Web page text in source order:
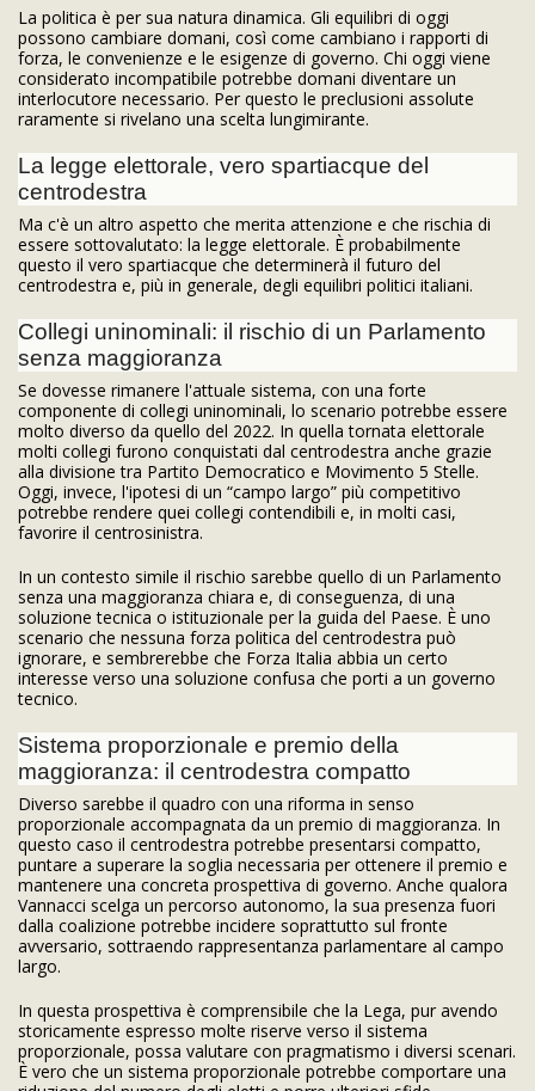
La politica è per sua natura dinamica. Gli equilibri di oggi
possono cambiare domani, così come cambiano i rapporti di
forza, le convenienze e le esigenze di governo. Chi oggi viene
considerato incompatibile potrebbe domani diventare un
interlocutore necessario. Per questo le preclusioni assolute
raramente si rivelano una scelta lungimirante.
La legge elettorale, vero spartiacque del
centrodestra
Ma c'è un altro aspetto che merita attenzione e che rischia di
essere sottovalutato: la legge elettorale. È probabilmente
questo il vero spartiacque che determinerà il futuro del
centrodestra e, più in generale, degli equilibri politici italiani.
Collegi uninominali: il rischio di un Parlamento
senza maggioranza
Se dovesse rimanere l'attuale sistema, con una forte
componente di collegi uninominali, lo scenario potrebbe essere
molto diverso da quello del 2022. In quella tornata elettorale
molti collegi furono conquistati dal centrodestra anche grazie
alla divisione tra Partito Democratico e Movimento 5 Stelle.
Oggi, invece, l'ipotesi di un “campo largo” più competitivo
potrebbe rendere quei collegi contendibili e, in molti casi,
favorire il centrosinistra.
In un contesto simile il rischio sarebbe quello di un Parlamento
senza una maggioranza chiara e, di conseguenza, di una
soluzione tecnica o istituzionale per la guida del Paese. È uno
scenario che nessuna forza politica del centrodestra può
ignorare, e sembrerebbe che Forza Italia abbia un certo
interesse verso una soluzione confusa che porti a un governo
tecnico.
Sistema proporzionale e premio della
maggioranza: il centrodestra compatto
Diverso sarebbe il quadro con una riforma in senso
proporzionale accompagnata da un premio di maggioranza. In
questo caso il centrodestra potrebbe presentarsi compatto,
puntare a superare la soglia necessaria per ottenere il premio e
mantenere una concreta prospettiva di governo. Anche qualora
Vannacci scelga un percorso autonomo, la sua presenza fuori
dalla coalizione potrebbe incidere soprattutto sul fronte
avversario, sottraendo rappresentanza parlamentare al campo
largo.
In questa prospettiva è comprensibile che la Lega, pur avendo
storicamente espresso molte riserve verso il sistema
proporzionale, possa valutare con pragmatismo i diversi scenari.
È vero che un sistema proporzionale potrebbe comportare una